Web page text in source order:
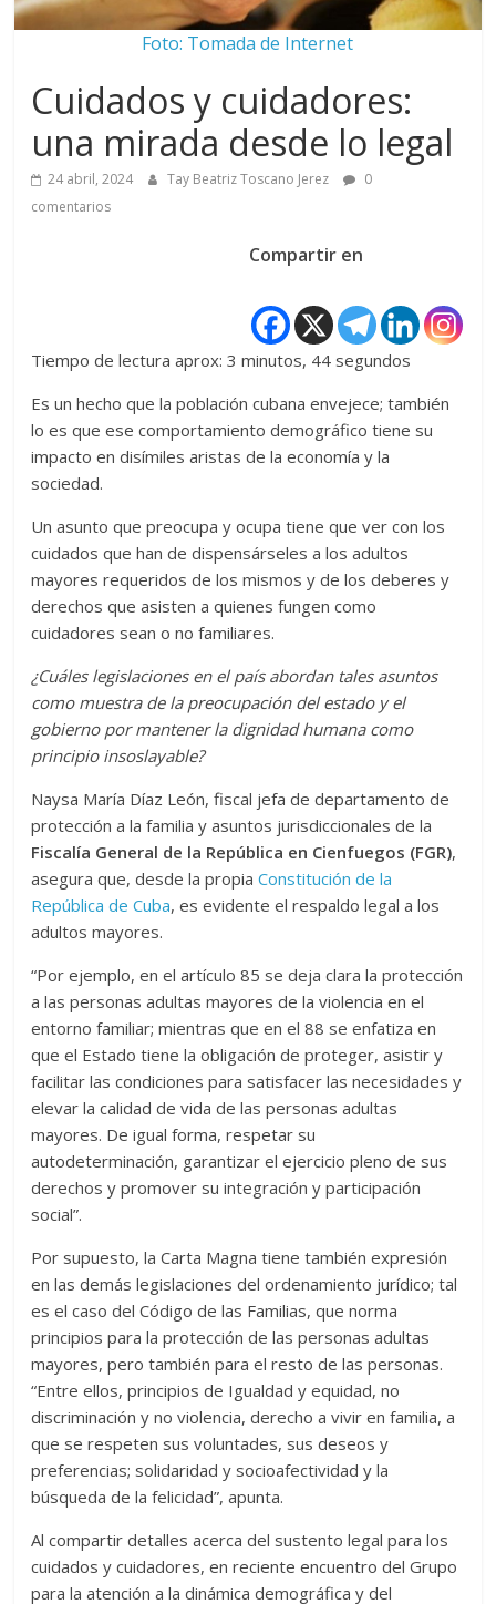
Foto: Tomada de Internet
Cuidados y cuidadores:
una mirada desde lo legal
24 abril, 2024 Tay Beatriz Toscano Jerez
0
comentarios
Compartir en
Tiempo de lectura aprox: 3 minutos, 44 segundos
Es un hecho que la población cubana envejece; también
lo es que ese comportamiento demográfico tiene su
impacto en disímiles aristas de la economía y la
sociedad.
Un asunto que preocupa y ocupa tiene que ver con los
cuidados que han de dispensárseles a los adultos
mayores requeridos de los mismos y de los deberes y
derechos que asisten a quienes fungen como
cuidadores sean o no familiares.
¿Cuáles legislaciones en el país abordan tales asuntos
como muestra de la preocupación del estado y el
gobierno por mantener la dignidad humana como
principio insoslayable?
Naysa María Díaz León, fiscal jefa de departamento de
protección a la familia y asuntos jurisdiccionales de la
Fiscalía General de la República en Cienfuegos (FGR),
asegura que, desde la propiaConstitución de la
República de Cuba, es evidente el respaldo legal a los
adultos mayores.
“Por ejemplo, en el artículo 85 se deja clara la protección
a las personas adultas mayores de la violencia en el
entorno familiar; mientras que en el 88 se enfatiza en
que el Estado tiene la obligación de proteger, asistir y
facilitar las condiciones para satisfacer las necesidades y
elevar la calidad de vida de las personas adultas
mayores. De igual forma, respetar su
autodeterminación, garantizar el ejercicio pleno de sus
derechos y promover su integración y participación
social”.
Por supuesto, la Carta Magna tiene también expresión
en las demás legislaciones del ordenamiento jurídico; tal
es el caso del Código de las Familias, que norma
principios para la protección de las personas adultas
mayores, pero también para el resto de las personas.
“Entre ellos, principios de Igualdad y equidad, no
discriminación y no violencia, derecho a vivir en familia, a
que se respeten sus voluntades, sus deseos y
preferencias; solidaridad y socioafectividad y la
búsqueda de la felicidad”, apunta.
Al compartir detalles acerca del sustento legal para los
cuidados y cuidadores, en reciente encuentro del Grupo
para la atención a la dinámica demográfica y del